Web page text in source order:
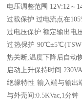
电压调整范围 12V:12～
过载保护 过电流点在
过电压保护 额定输出电
过热保护
热关断,温度下降后自动
启动上升保持时间
绝缘特性 输入端与输出
与外壳间:0.5KVac,1分钟